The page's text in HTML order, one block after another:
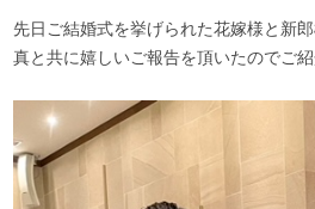
先日ご結婚式を挙げられた花嫁様と新
真と共に嬉しいご報告を頂いたのでご